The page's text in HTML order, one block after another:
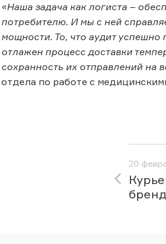
«Наша задача как логиста –
потребителю. И мы с ней
мощности. То, что аудит
отлажен процесс доставки
сохранность их отправлений на
отдела по работе с
20